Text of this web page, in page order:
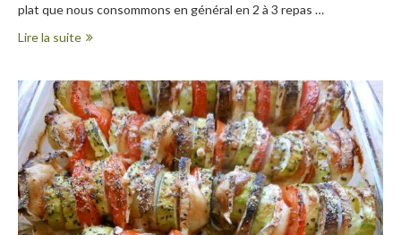
plat que nous consommons en général en 2 à 3 repas …
Lire la suite